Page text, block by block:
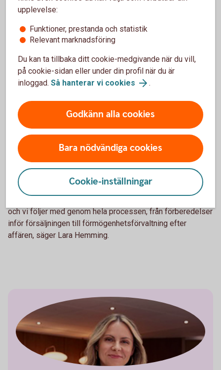
aktieägaravtalet reglerar en gemensam exit och innehåller
klausuler som gör det möjligt att sälja vid ett
marknadsmässigt bud från tredje part, säger Lara Hemming.
Från förberedelse till livet efter
affären
För många börjar då ett helt nytt ekonomiskt kapitel. Det
kan handla om hur kapitalet ska förvaltas, hur inkomsten
ska struktureras framåt och hur den långsiktiga ekonomiska
tryggheten ska byggas.
– Det finns hjälp att få. På Swedbank Private Banking gör vi
en helhetsöversyn där vi identifierar de viktigaste frågorna
och hur de bör prioriteras. Vi är där för våra kunder. Vi
och vi följer med genom hela processen, från förberedelser
inför försäljningen till förmögenhetsförvaltning efter
affären, säger Lara Hemming.
upplevelse:
Funktioner, prestanda och statistik
Relevant marknadsföring
Du kan ta tillbaka ditt cookie-medgivande när du vill,
på cookie-sidan eller under din profil när du är
inloggad. Så hanterar vi cookies .
Godkänn alla cookies
Bara nödvändiga cookies
Cookie-inställningar